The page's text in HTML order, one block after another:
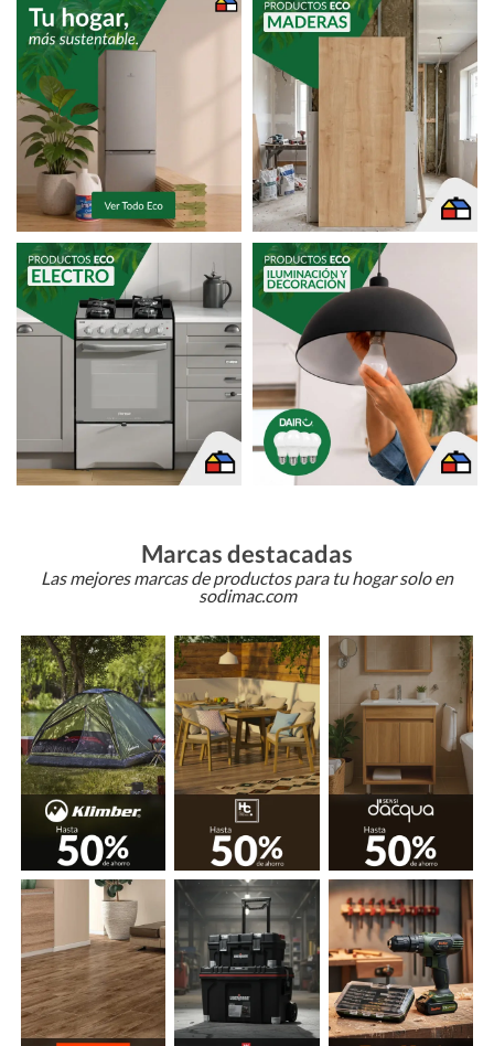
Marcas destacadas
Las mejores marcas de productos para tu hogar solo en
sodimac.com